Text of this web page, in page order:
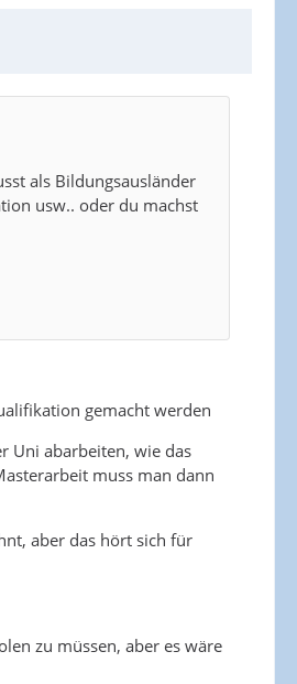
als Bildungsausländer
usw.. oder du machst
gemacht werden
Uni abarbeiten, wie das
muss man dann
aber das hört sich für
zu müssen, aber es wäre